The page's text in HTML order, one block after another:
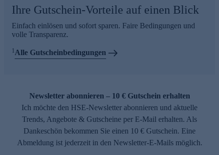
Ihre Gutschein-Vorteile auf einen Blick
Einfach einlösen und sofort sparen. Faire Bedingungen und
volle Transparenz.
1Alle Gutscheinbedingungen
Newsletter abonnieren – 10 € Gutschein erhalten
Ich möchte den HSE-Newsletter abonnieren und aktuelle
Trends, Angebote & Gutscheine per E-Mail erhalten. Als
Dankeschön bekommen Sie einen 10 € Gutschein. Eine
Abmeldung ist jederzeit in den Newsletter-E-Mails möglich.